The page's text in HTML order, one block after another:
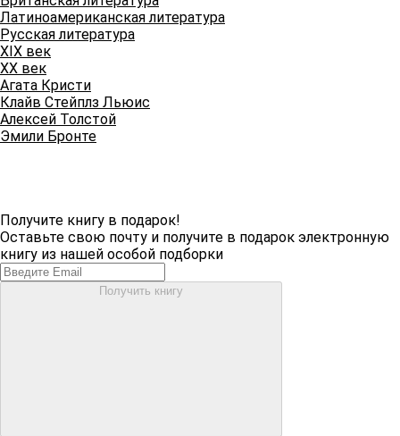
Латиноамериканская литература
Русская литература
XIX век
XX век
Агата Кристи
Клайв Стейплз Льюис
Алексей Толстой
Эмили Бронте
Получите книгу в подарок!
Оставьте свою почту и получите в подарок электронную
книгу из нашей особой подборки
Получить книгу